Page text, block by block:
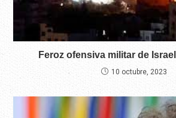
Feroz ofensiva militar de
10 octubre, 2023